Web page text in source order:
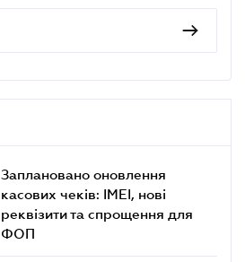
Заплановано оновлення
касових чеків: IMEI, нові
реквізити та спрощення для
ФОП